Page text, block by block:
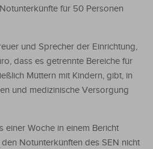
für 50 Personen
und Sprecher der Einrichtung,
dass es getrennte Bereiche für
Müttern mit Kindern, gibt, in
und medizinische Versorgung
einer Woche in einem Bericht
Notunterkünften des SEN nicht